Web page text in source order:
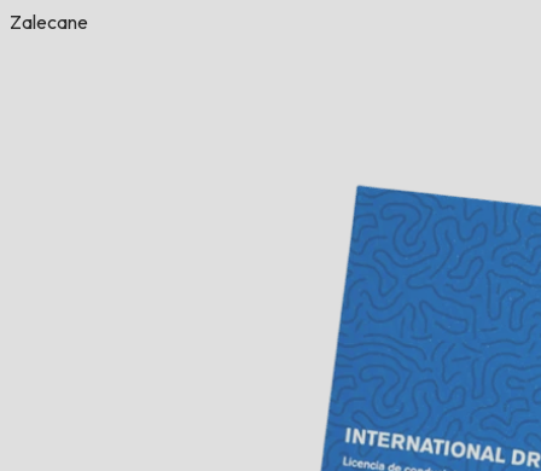
Zalecane